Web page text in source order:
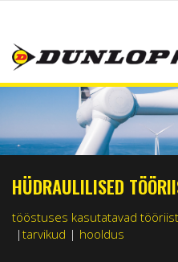
HÜDRAULILISED
tööstuses kasutatavad
| tarvikud | hooldus